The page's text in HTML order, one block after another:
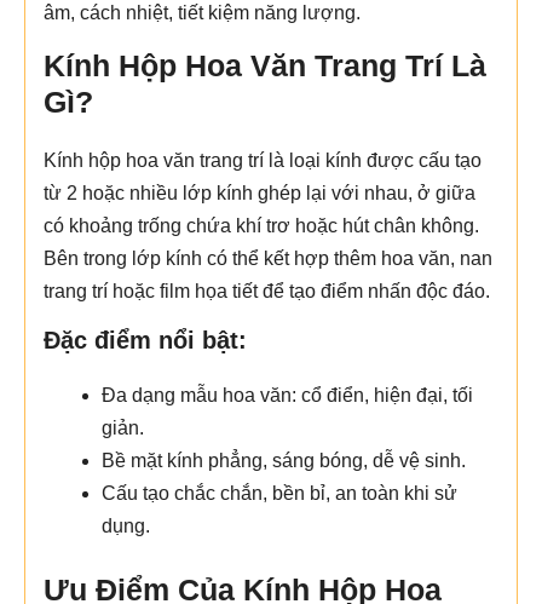
âm, cách nhiệt, tiết kiệm năng lượng.
Kính Hộp Hoa Văn Trang Trí Là
Gì?
Kính hộp hoa văn trang trí là loại kính được cấu tạo
từ 2 hoặc nhiều lớp kính ghép lại với nhau, ở giữa
có khoảng trống chứa khí trơ hoặc hút chân không.
Bên trong lớp kính có thể kết hợp thêm hoa văn, nan
trang trí hoặc film họa tiết để tạo điểm nhấn độc đáo.
Đặc điểm nổi bật:
Đa dạng mẫu hoa văn: cổ điển, hiện đại, tối
giản.
Bề mặt kính phẳng, sáng bóng, dễ vệ sinh.
Cấu tạo chắc chắn, bền bỉ, an toàn khi sử
dụng.
Ưu Điểm Của Kính Hộp Hoa